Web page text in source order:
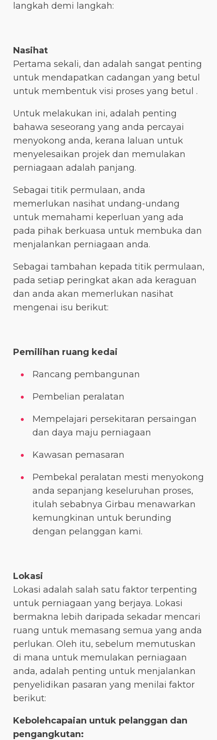
langkah demi langkah:
Nasihat
Pertama sekali, dan adalah sangat penting
untuk mendapatkan cadangan yang betul
untuk membentuk visi proses yang betul .
Untuk melakukan ini, adalah penting
bahawa seseorang yang anda percayai
menyokong anda, kerana laluan untuk
menyelesaikan projek dan memulakan
perniagaan adalah panjang.
Sebagai titik permulaan, anda
memerlukan nasihat undang-undang
untuk memahami keperluan yang ada
pada pihak berkuasa untuk membuka dan
menjalankan perniagaan anda.
Sebagai tambahan kepada titik permulaan,
pada setiap peringkat akan ada keraguan
dan anda akan memerlukan nasihat
mengenai isu berikut:
Pemilihan ruang kedai
Rancang pembangunan
Pembelian peralatan
Mempelajari persekitaran persaingan
dan daya maju perniagaan
Kawasan pemasaran
Pembekal peralatan mesti menyokong
anda sepanjang keseluruhan proses,
itulah sebabnya Girbau menawarkan
kemungkinan untuk berunding
dengan pelanggan kami.
Lokasi
Lokasi adalah salah satu faktor terpenting
untuk perniagaan yang berjaya. Lokasi
bermakna lebih daripada sekadar mencari
ruang untuk memasang semua yang anda
perlukan. Oleh itu, sebelum memutuskan
di mana untuk memulakan perniagaan
anda, adalah penting untuk menjalankan
penyelidikan pasaran yang menilai faktor
berikut:
Kebolehcapaian untuk pelanggan dan
pengangkutan: